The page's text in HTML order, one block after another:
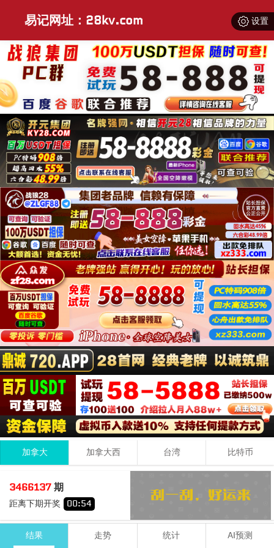
设置
易记网址：28kv.com
加拿大 加拿大西 台湾 比特币
3466137期
距离下期开奖 00:54
7 + 7 5 19
期号 号码
结果 走势 统计 AI预测